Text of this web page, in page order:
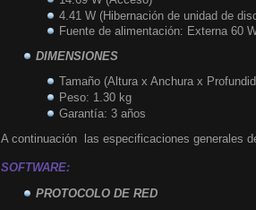
4.41 W (Hibernación de unidad de
Fuente de alimentación: Externa 60
DIMENSIONES
Tamaño (Altura x Anchura x
Peso: 1.30 kg
Garantía: 3 años
A continuación las especificaciones generales
SOFTWARE:
PROTOCOLO DE RED